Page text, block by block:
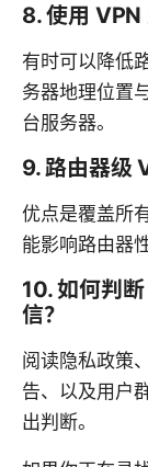
8. 使用 VPN
有时可以降低
务器地理位置
台服务器。
9. 路由器级
优点是覆盖所
能影响路由器
10. 如何判
信？
阅读隐私政策
告、以及用户
出判断。